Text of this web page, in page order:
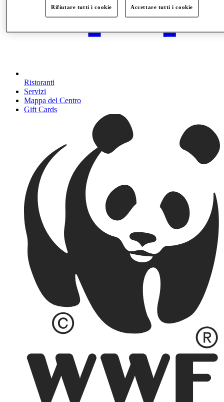
Ristoranti
Servizi
Mappa del Centro
Gift Cards
Rifiutare tutti i cookie Accettare tutti i cookie